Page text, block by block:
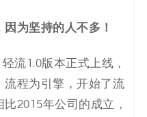
为坚持的人不多！
流1.0版本正式上线，
流程为引擎，开始了流
2015年公司的成立，